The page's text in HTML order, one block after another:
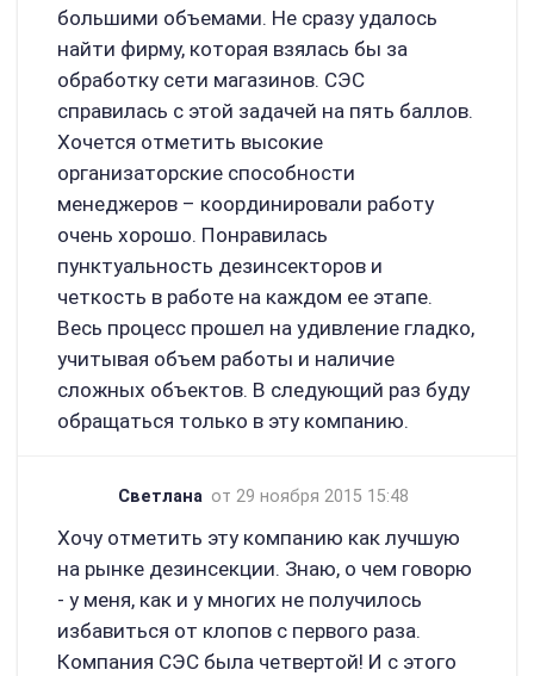
большими объемами. Не сразу удалось
найти фирму, которая взялась бы за
обработку сети магазинов. СЭС
справилась с этой задачей на пять баллов.
Хочется отметить высокие
организаторские способности
менеджеров – координировали работу
очень хорошо. Понравилась
пунктуальность дезинсекторов и
четкость в работе на каждом ее этапе.
Весь процесс прошел на удивление гладко,
учитывая объем работы и наличие
сложных объектов. В следующий раз буду
обращаться только в эту компанию.
Светлана от 29 ноября 2015 15:48
Хочу отметить эту компанию как лучшую
на рынке дезинсекции. Знаю, о чем говорю
- у меня, как и у многих не получилось
избавиться от клопов с первого раза.
Компания СЭС была четвертой! И с этого